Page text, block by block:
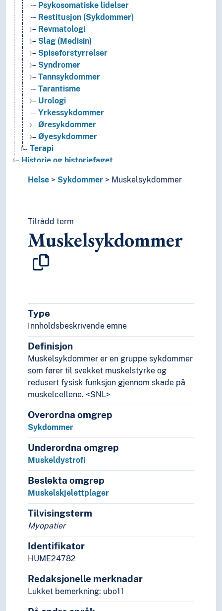
Psykosomatiske lidelser
Restitusjon (Sykdommer)
Revmatologi
Slag (Medisin)
Spiseforstyrrelser
Syndromer
Tannsykdommer
Tarantisme
Urologi
Yrkessykdommer
Øresykdommer
Øyesykdommer
Terapi
Historie og historiefaget
Informatikk og informasjonsteknologi
Kunst
Lingvistikk
Litteratur
Navn, personer og skikkelser
Næringsliv og økonomi
Realfag
Religionsvitenskap
Rettsvitenskap
Samfunnsvitenskap
Språk
Tid i enheter, stadier og perioder
Helse Sykdommer Muskelsykdommer
Tilrådd term
Muskelsykdommer
Type
Innholdsbeskrivende emne
Definisjon
Muskelsykdommer er en gruppe sykdommer
som fører til svekket muskelstyrke og
redusert fysisk funksjon gjennom skade på
muskelcellene. <SNL>
Overordna omgrep
Sykdommer
Underordna omgrep
Muskeldystrofi
Beslekta omgrep
Muskelskjelettplager
Tilvisingsterm
Myopatier
Identifikator
HUME24782
Redaksjonelle merknadar
Lukket bemerkning: ubo11